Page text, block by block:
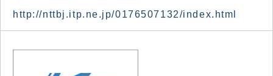
http://nttbj.itp.ne.jp/0176507132/index.html